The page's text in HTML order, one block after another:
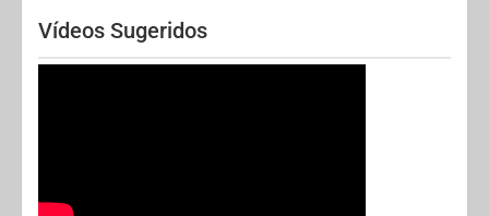
Vídeos Sugeridos